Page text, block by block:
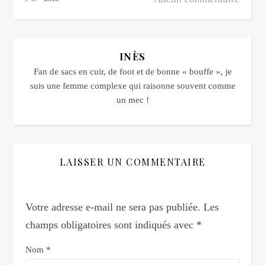
INÈS
Fan de sacs en cuir, de foot et de bonne « bouffe », je
suis une femme complexe qui raisonne souvent comme
un mec !
LAISSER UN COMMENTAIRE
Votre adresse e-mail ne sera pas publiée. Les
champs obligatoires sont indiqués avec *
Nom *